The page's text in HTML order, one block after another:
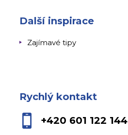
Další inspirace
Zajímavé tipy
Rychlý kontakt
+420 601 122 144